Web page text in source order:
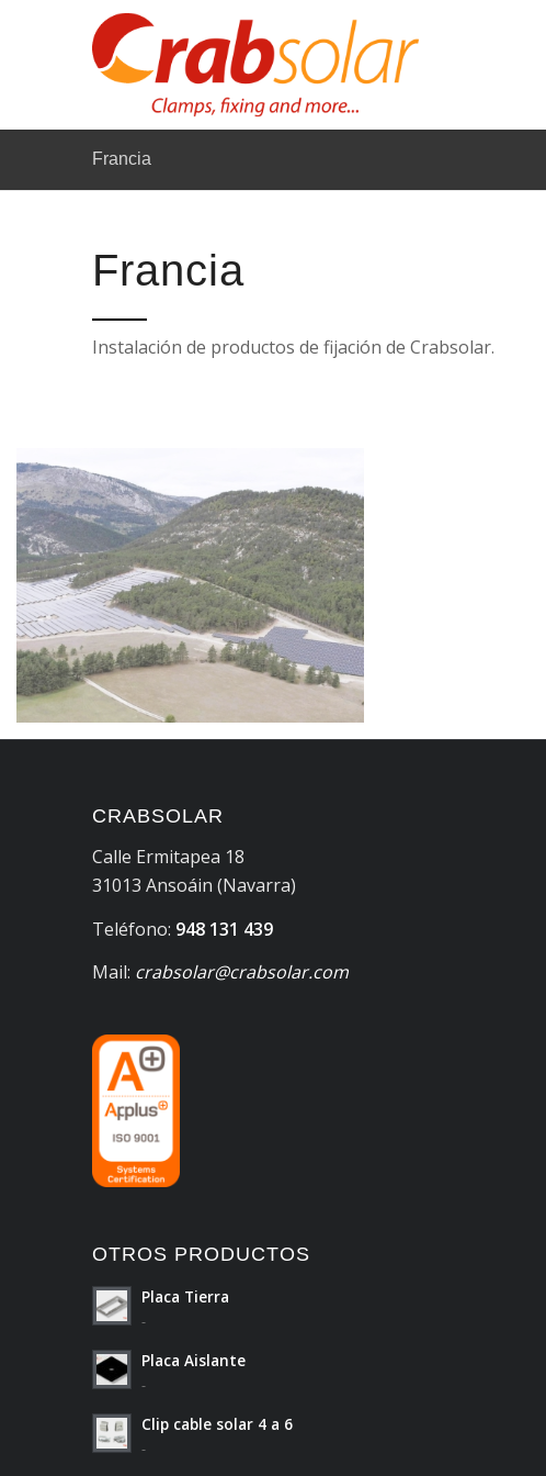
Francia
Francia
Instalación de productos de fijación de Crabsolar.
CRABSOLAR
Calle Ermitapea 18
31013 Ansoáin (Navarra)
Teléfono: 948 131 439
Mail: crabsolar@crabsolar.com
OTROS PRODUCTOS
Placa Tierra
-
Placa Aislante
-
Clip cable solar 4 a 6
-